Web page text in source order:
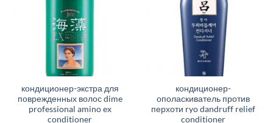
кондиционер-экстра для
поврежденных волос dime
professional amino ex
conditioner
кондиционер-
ополаскиватель против
перхоти ryo dandruff relief
conditioner